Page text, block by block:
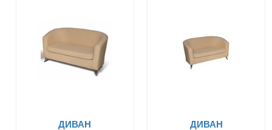
ДИВАН
ДИВАН